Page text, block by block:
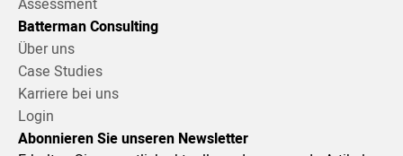
Assessment
Batterman Consulting
Über uns
Case Studies
Karriere bei uns
Login
Abonnieren Sie unseren Newsletter